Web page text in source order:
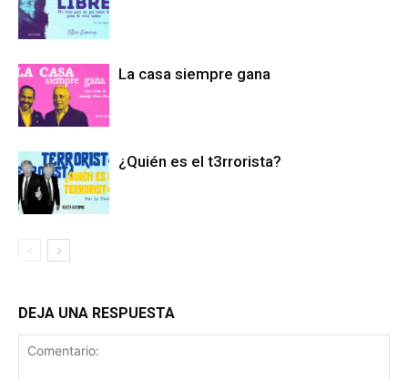
La casa siempre gana
¿Quién es el t3rrorista?
DEJA UNA RESPUESTA